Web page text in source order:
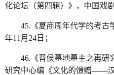
化论坛（第四辑）》，中国戏
45.《夏商周年代学的考古
年11月24日；
46.《晋侯墓地墓主之再研
研究中心编《文化的馈赠——